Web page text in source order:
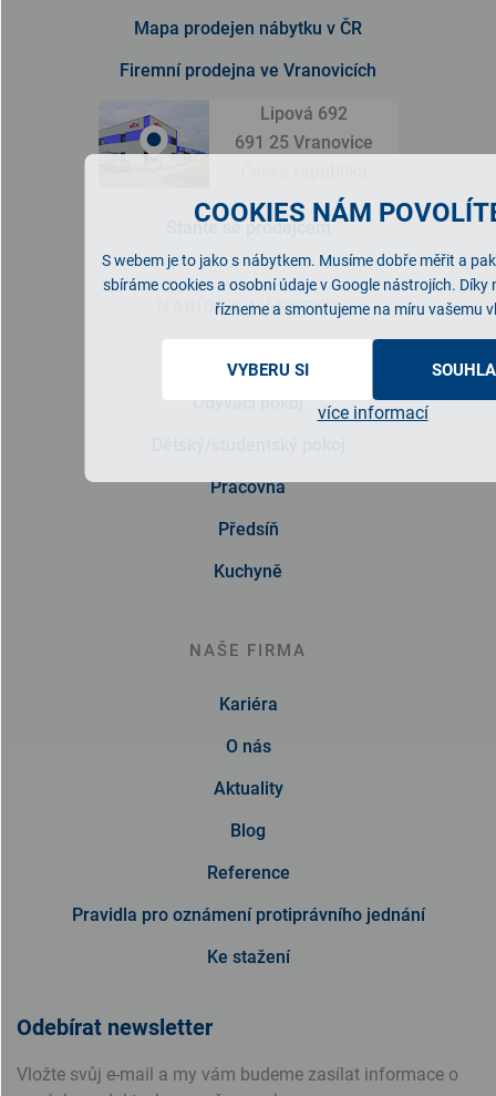
COOKIES NÁM
S webem je to jako s nábytkem. Musíme dobře měřit a
sbíráme cookies a osobní údaje v Google nástrojích. Díky
řízneme a smontujeme na míru vašemu
VYBERU SI
více informací
Mapa prodejen nábytku v ČR
Firemní prodejna ve Vranovicích
Lipová 692
691 25 Vranovice
Staňte se prodejcem
NABÍDKA NÁBYTKU
Ložnice
Obývací pokoj
Pracovna
Předsíň
Kuchyně
NAŠE FIRMA
Kariéra
O nás
Aktuality
Blog
Reference
Pravidla pro oznámení protiprávního jednání
Ke stažení
Odebírat newsletter
Vložte svůj e-mail a my vám budeme zasílat informace o